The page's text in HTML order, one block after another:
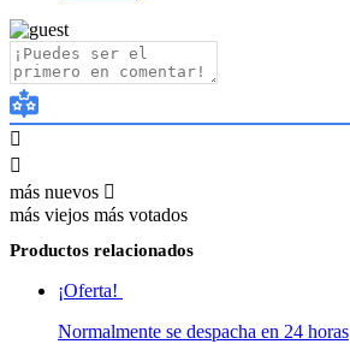
más nuevos
más viejos más votados
Productos relacionados
¡Oferta!
Normalmente se despacha en 24 horas